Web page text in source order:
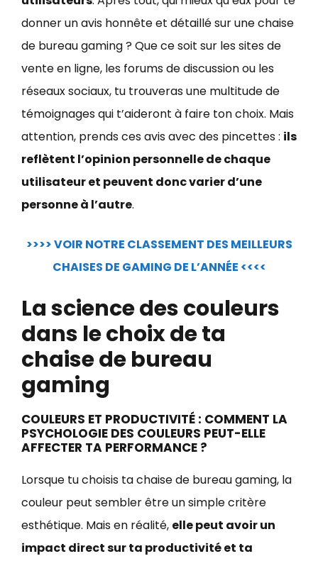
donner un avis honnête et détaillé sur une chaise
de bureau gaming ? Que ce soit sur les sites de
vente en ligne, les forums de discussion ou les
réseaux sociaux, tu trouveras une multitude de
témoignages qui t’aideront à faire ton choix. Mais
attention, prends ces avis avec des pincettes : ils
reflètent l’opinion personnelle de chaque
utilisateur et peuvent donc varier d’une
personne à l’autre.
>>>> VOIR NOTRE CLASSEMENT DES MEILLEURS
CHAISES DE GAMING DE L’ANNÉE <<<<
La science des couleurs
dans le choix de ta
chaise de bureau
gaming
COULEURS ET PRODUCTIVITÉ : COMMENT LA
PSYCHOLOGIE DES COULEURS PEUT-ELLE
AFFECTER TA PERFORMANCE ?
Lorsque tu choisis ta chaise de bureau gaming, la
couleur peut sembler être un simple critère
esthétique. Mais en réalité, elle peut avoir un
impact direct sur ta productivité et ta